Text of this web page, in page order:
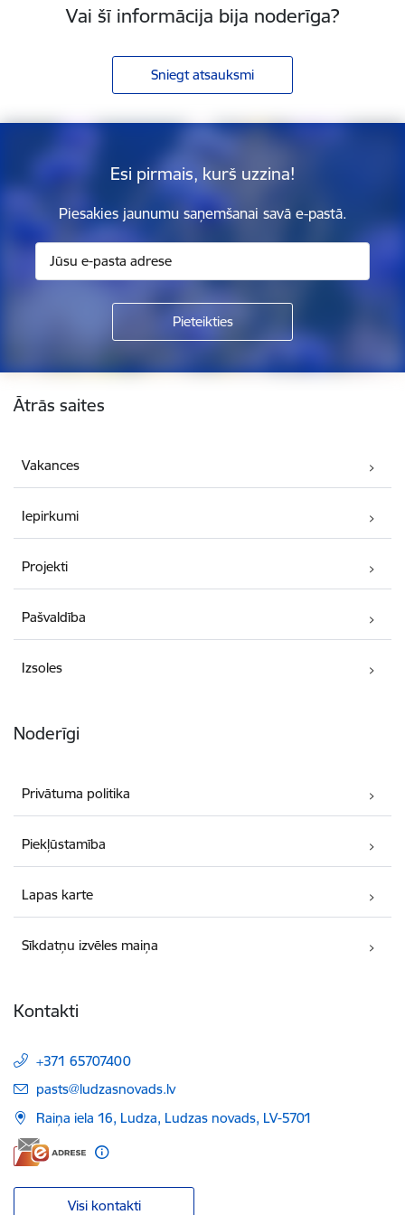
Vai šī informācija bija noderīga?
Sniegt atsauksmi
Esi pirmais, kurš uzzina!
Piesakies jaunumu saņemšanai savā e-pastā.
Kājene
Ātrās saites
Vakances
Iepirkumi
Projekti
Pašvaldība
Izsoles
Noderīgi
Privātuma politika
Piekļūstamība
Lapas karte
Sīkdatņu izvēles maiņa
Kontakti
+371 65707400
E-pasts:
pasts@ludzasnovads.lv
Raiņa iela 16, Ludza, Ludzas novads, LV-5701
Visi kontakti